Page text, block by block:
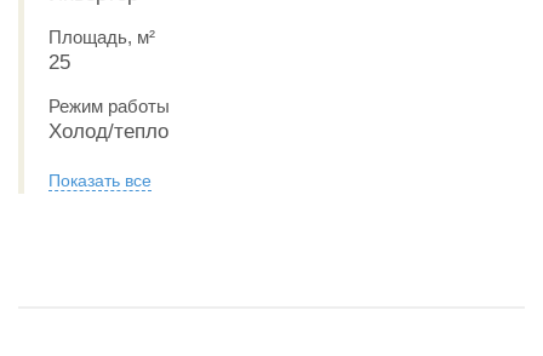
Площадь, м²
25
Режим работы
Холод/тепло
Показать все